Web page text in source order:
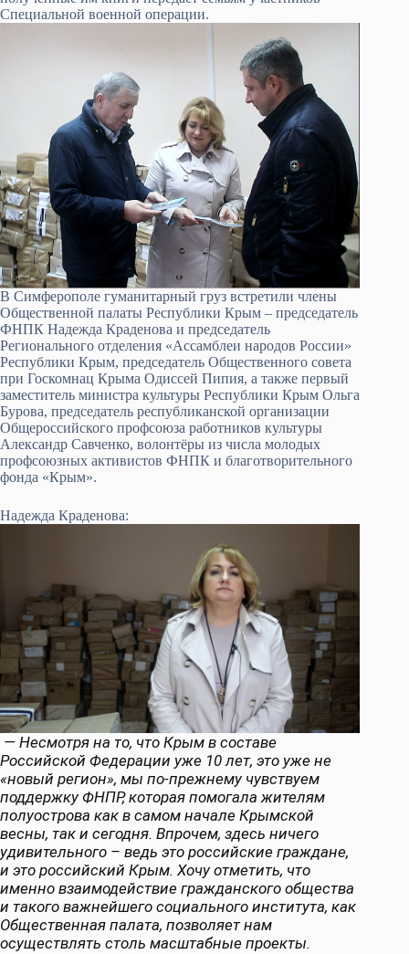
Специальной военной операции.
В Симферополе гуманитарный груз встретили члены
Общественной палаты Республики Крым – председатель
ФНПК Надежда Краденова и председатель
Регионального отделения «Ассамблеи народов России»
Республики Крым, председатель Общественного совета
при Госкомнац Крыма Одиссей Пипия, а также первый
заместитель министра культуры Республики Крым Ольга
Бурова, председатель республиканской организации
Общероссийского профсоюза работников культуры
Александр Савченко, волонтёры из числа молодых
профсоюзных активистов ФНПК и благотворительного
фонда «Крым».
Надежда Краденова:
— Несмотря на то, что Крым в составе
Российской Федерации уже 10 лет, это уже не
«новый регион», мы по-прежнему чувствуем
поддержку ФНПР, которая помогала жителям
полуострова как в самом начале Крымской
весны, так и сегодня. Впрочем, здесь ничего
удивительного – ведь это российские граждане,
и это российский Крым. Хочу отметить, что
именно взаимодействие гражданского общества
и такого важнейшего социального института, как
Общественная палата, позволяет нам
осуществлять столь масштабные проекты.